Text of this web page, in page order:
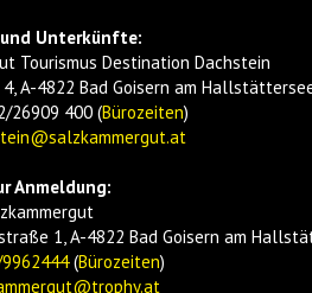
Unterkünfte:
Tourismus Destination Dachstein
A-4822 Bad Goisern am
26909 400 (Bürozeiten)
Anmeldung:
1, A-4822 Bad Goisern am
(Bürozeiten)